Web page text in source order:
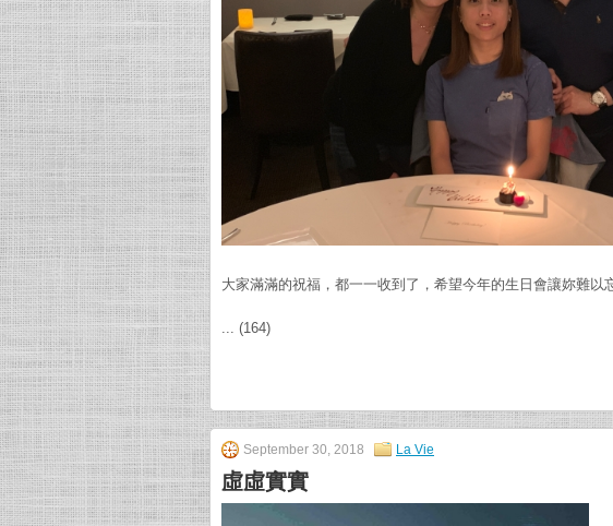
大家滿滿的祝福，都一一收到了，希望今年的生日會讓妳難以
... (164)
September 30, 2018 La Vie
虛虛實實